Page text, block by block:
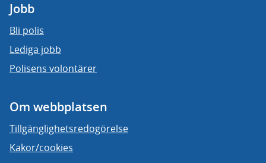
Jobb
Bli polis
Lediga jobb
Polisens volontärer
Om webbplatsen
Tillgänglighetsredogörelse
Kakor/cookies